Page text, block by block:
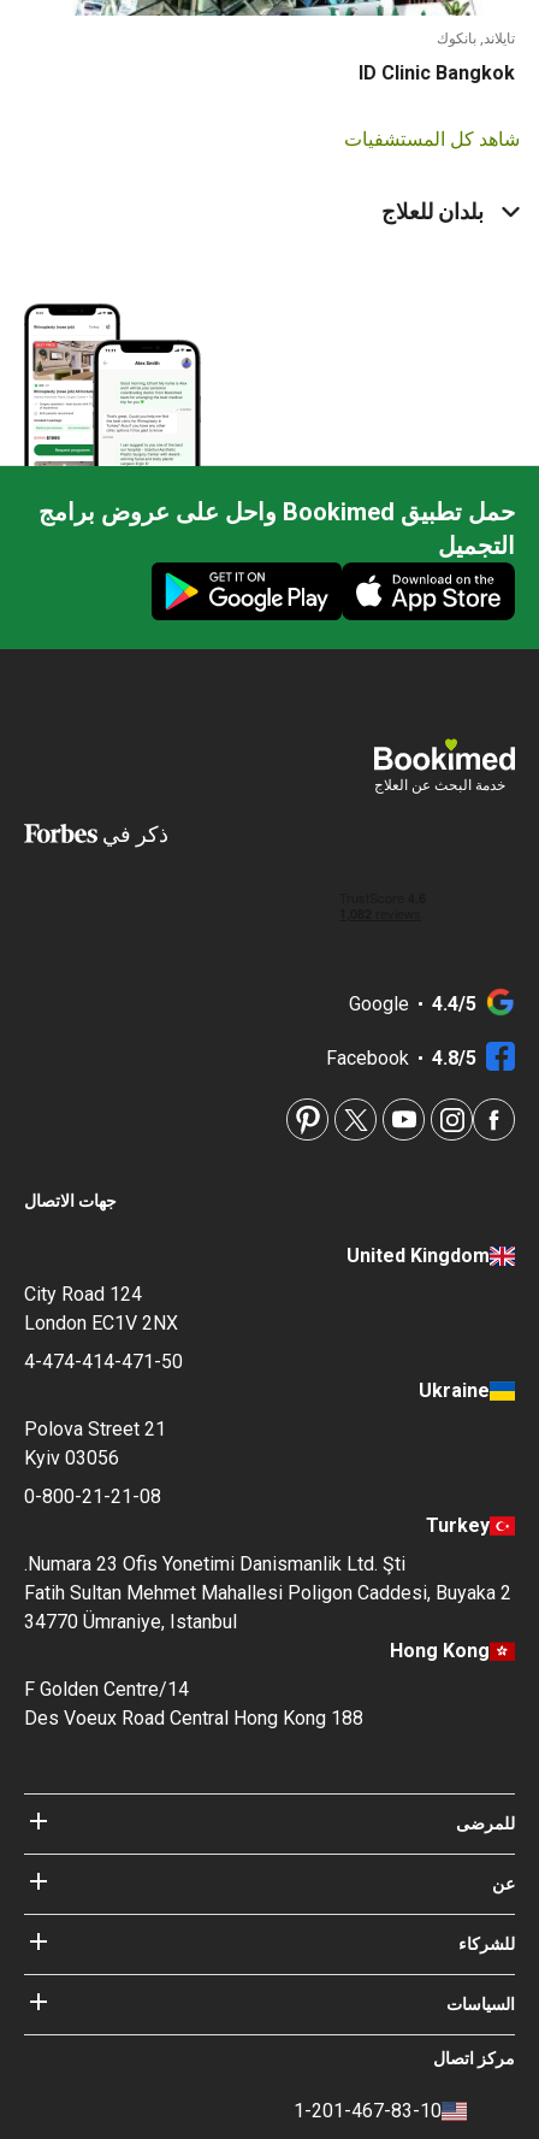
تايلاند, بانكوك
ID Clinic Bangkok
شاهد كل المستشفيات
بلدان للعلاج
حمل تطبيق Bookimed واحل على عروض برامج
التجميل
خدمة البحث عن العلاج
ذكر في
4.4/5
Google
4.8/5
Facebook
جهات الاتصال
United Kingdom
124 City Road
London EC1V 2NX
4-474-414-471-50
Ukraine
Polova Street 21
Kyiv 03056
0-800-21-21-08
Turkey
Numara 23 Ofis Yonetimi Danismanlik Ltd. Şti.
Fatih Sultan Mehmet Mahallesi Poligon Caddesi, Buyaka 2
34770 Ümraniye, Istanbul
Hong Kong
14/F Golden Centre
188 Des Voeux Road Central Hong Kong
للمرضى
مستشفيات
مدونة
ضماناتك مع
عن
عن Bookimed
أطباؤنا
Bookimed
للشركاء
أضف المستشفى الخاص بك
السياسات
شروط الإستخدام
مركز اتصال
1-201-467-83-10